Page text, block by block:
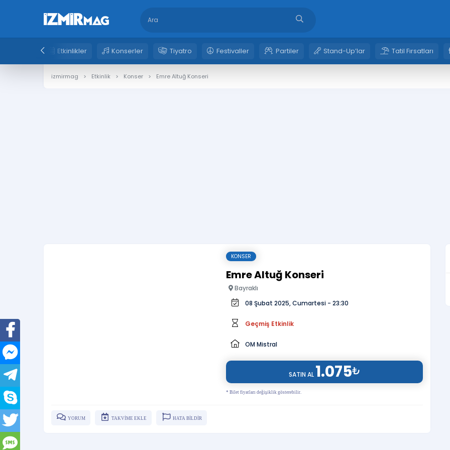
Etkinlikler Konserler Tiyatro Festivaller Partiler Stand-Up’lar Tatil Fırsatları
izmirmag Etkinlik Konser Emre Altuğ Konseri
KONSER
Emre Altuğ Konseri
Bayraklı
08 Şubat 2025, Cumartesi - 23:30
Geçmiş Etkinlik
OM Mistral
SATIN AL 1.075₺
* Bilet fiyatları değişiklik gösterebilir.
YORUM TAKVİME EKLE HATA BİLDİR